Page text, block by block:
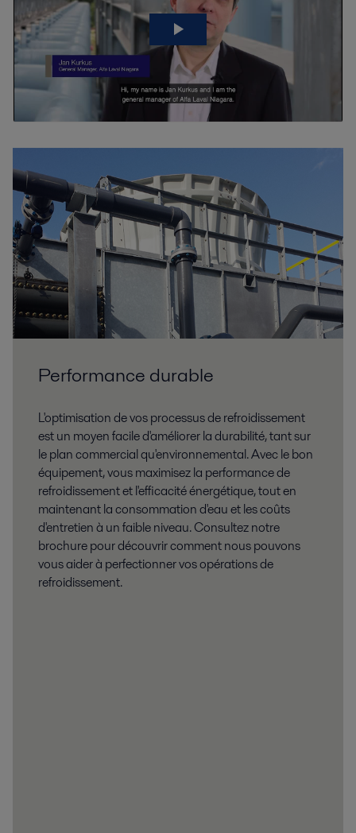
Pétrole et Gaz
Les opérations pétrolières et gazières nécessitent d'optimiser
constamment les performances des processus tout en préservant la
sécurité des personnes et de l'environnement.
Les énergies renouvelables peuvent présenter des avantages substantiels
pour notre climat, notre santé et notre économie. Découvrez les
équipements et services Alfa Laval conçus pour ces applications.
Plus
Performance durable
L'optimisation de vos processus de refroidissement
est un moyen facile d'améliorer la durabilité, tant sur
le plan commercial qu'environnemental. Avec le bon
équipement, vous maximisez la performance de
refroidissement et l'efficacité énergétique, tout en
maintenant la consommation d'eau et les coûts
d'entretien à un faible niveau. Consultez notre
brochure pour découvrir comment nous pouvons
vous aider à perfectionner vos opérations de
refroidissement.